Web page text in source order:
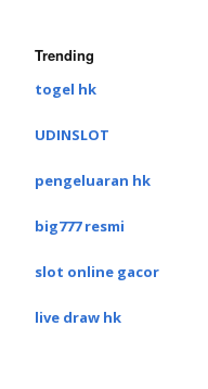
Trending
togel hk
UDINSLOT
pengeluaran hk
big777 resmi
slot online gacor
live draw hk